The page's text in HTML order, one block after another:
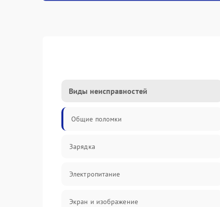
Виды неисправностей
Общие поломки
Зарядка
Электропитание
Экран и изображение